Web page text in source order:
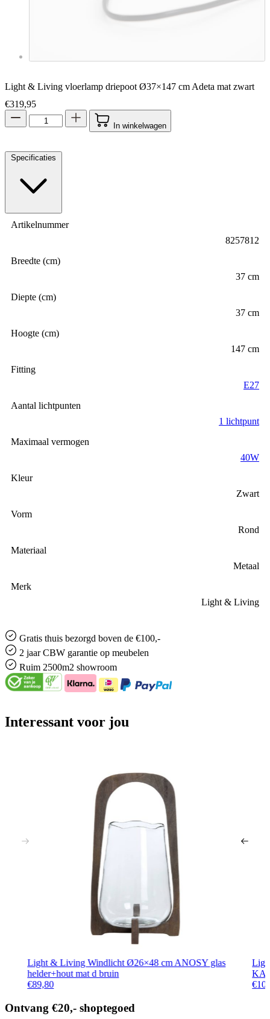
Light & Living vloerlamp driepoot Ø37×147 cm Adeta mat zwart
€319,95
In winkelwagen
Specificaties
Artikelnummer
8257812
Breedte (cm)
37 cm
Diepte (cm)
37 cm
Hoogte (cm)
147 cm
Fitting
E27
Aantal lichtpunten
1 lichtpunt
Maximaal vermogen
40W
Kleur
Zwart
Vorm
Rond
Materiaal
Metaal
Merk
Light & Living
Gratis thuis bezorgd boven de €100,-
2 jaar CBW garantie op meubelen
Ruim 2500m2 showroom
Interessant voor jou
Light & Living Windlicht Ø26×48 cm ANOSY glas
helder+hout mat d bruin
€89,80
€
Ontvang €20,- shoptegoed